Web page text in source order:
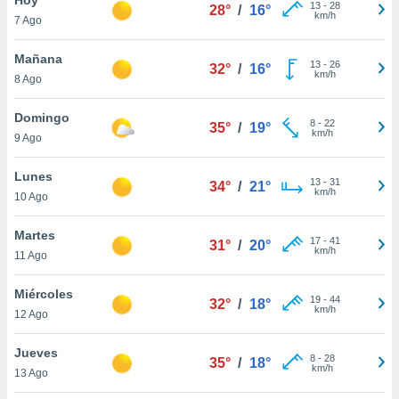
en
más
nuestra
de
cookies
aceptar
7 Ago
28° / 16° 13- 28
km/h
Mañana
8 Ago
32° / 16° 13- 26
km/h
Domingo
9 Ago
35° / 19° 8- 22
km/h
Lunes
10 Ago
34° / 21° 13- 31
km/h
Martes
11 Ago
31° / 20° 17- 41
km/h
Miércoles
12 Ago
32° / 18° 19- 44
km/h
Jueves
13 Ago
35° / 18° 8- 28
km/h